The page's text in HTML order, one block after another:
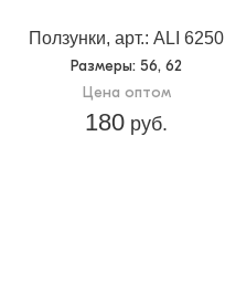
Ползунки, арт.: ALI 6250
Размеры: 56, 62
Цена оптом
180 руб.